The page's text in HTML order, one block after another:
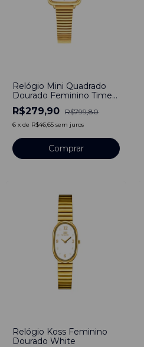
Relógio Mini Quadrado
Dourado Feminino Times
Square Line Gold Aço
Inoxidável Banho em
Titânio
R$279,90 R$799,80
6 x de R$46,65 sem juros
Comprar
Relógio Koss Feminino
Dourado White